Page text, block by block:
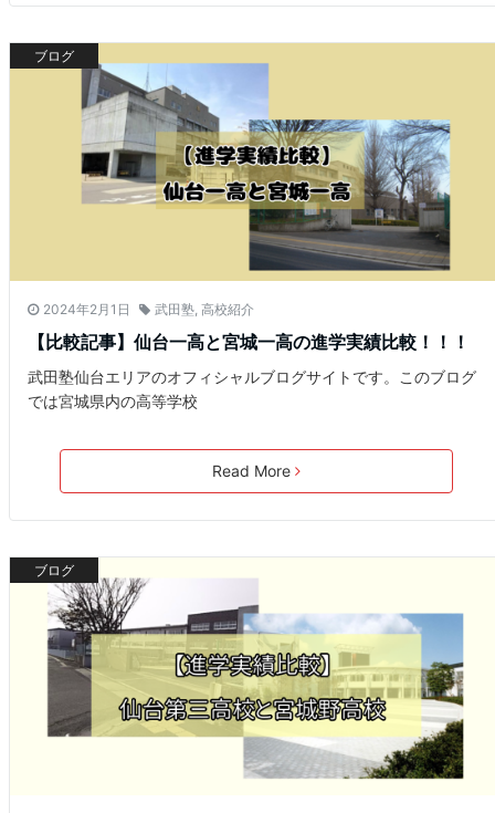
ブログ
2024年2月1日 武田塾 高校紹介
【比較記事】仙台一高と宮城一高の進学実績比較！！！
武田塾仙台エリアのオフィシャルブログサイトです。このブログ
では宮城県内の高等学校
Read More
ブログ